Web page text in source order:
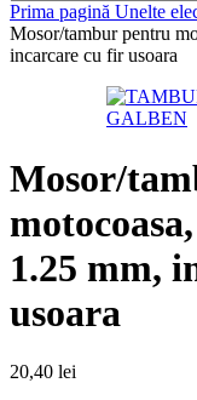
Prima pagină Unelte
Mosor/tambur pentru
incarcare cu fir usoara
Mosor/
1.25 mm,
usoara
20,40 lei